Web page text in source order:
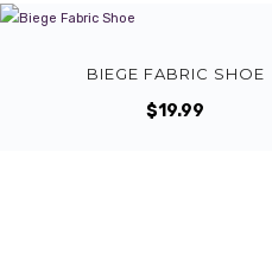
BIEGE FABRIC SHOE
$19.99